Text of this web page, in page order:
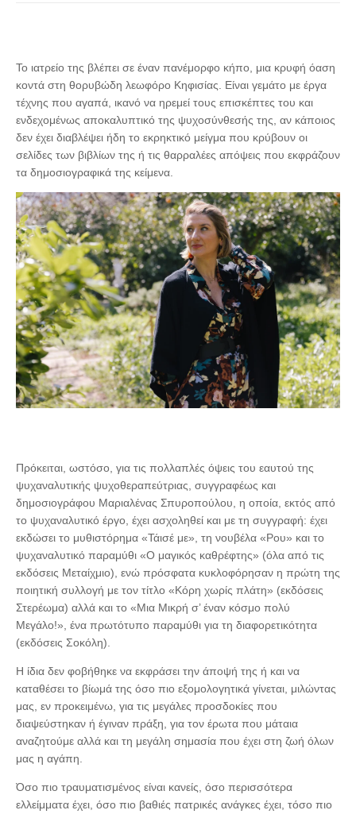
Το ιατρείο της βλέπει σε έναν πανέμορφο κήπο, μια κρυφή όαση
κοντά στη θορυβώδη λεωφόρο Κηφισίας. Είναι γεμάτο με έργα
τέχνης που αγαπά, ικανό να ηρεμεί τους επισκέπτες του και
ενδεχομένως αποκαλυπτικό της ψυχοσύνθεσής της, αν κάποιος
δεν έχει διαβλέψει ήδη το εκρηκτικό μείγμα που κρύβουν οι
σελίδες των βιβλίων της ή τις θαρραλέες απόψεις που εκφράζουν
τα δημοσιογραφικά της κείμενα.
Πρόκειται, ωστόσο, για τις πολλαπλές όψεις του εαυτού της
ψυχαναλυτικής ψυχοθεραπεύτριας, συγγραφέως και
δημοσιογράφου Μαριαλένας Σπυροπούλου, η οποία, εκτός από
το ψυχαναλυτικό έργο, έχει ασχοληθεί και με τη συγγραφή: έχει
εκδώσει το μυθιστόρημα «Τάισέ με», τη νουβέλα «Ρου» και το
ψυχαναλυτικό παραμύθι «Ο μαγικός καθρέφτης» (όλα από τις
εκδόσεις Μεταίχμιο), ενώ πρόσφατα κυκλοφόρησαν η πρώτη της
ποιητική συλλογή με τον τίτλο «Κόρη χωρίς πλάτη» (εκδόσεις
Στερέωμα) αλλά και το «Μια Μικρή σ’ έναν κόσμο πολύ
Μεγάλο!», ένα πρωτότυπο παραμύθι για τη διαφορετικότητα
(εκδόσεις Σοκόλη).
Η ίδια δεν φοβήθηκε να εκφράσει την άποψή της ή και να
καταθέσει το βίωμά της όσο πιο εξομολογητικά γίνεται, μιλώντας
μας, εν προκειμένω, για τις μεγάλες προσδοκίες που
διαψεύστηκαν ή έγιναν πράξη, για τον έρωτα που μάταια
αναζητούμε αλλά και τη μεγάλη σημασία που έχει στη ζωή όλων
μας η αγάπη.
Όσο πιο τραυματισμένος είναι κανείς, όσο περισσότερα
ελλείμματα έχει, όσο πιο βαθιές πατρικές ανάγκες έχει, τόσο πιο